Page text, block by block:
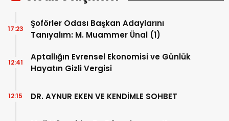
Şoförler Odası Başkan Adaylarını
Tanıyalım: M. Muammer Ünal (1)
17:23
Aptallığın Evrensel Ekonomisi ve Günlük
Hayatın Gizli Vergisi
12:41
DR. AYNUR EKEN VE KENDİMLE SOHBET
12:15